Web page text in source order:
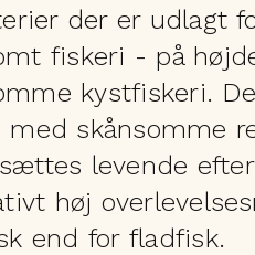
der er udlagt
fiskeri - på
kystfiskeri.
med skånsomme
levende
høj
end for fladfisk.